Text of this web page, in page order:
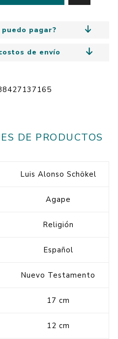
puedo pagar?
de envío
DE PRODUCTOS
Luis Alonso Schökel
Agape
Religión
Español
Nuevo Testamento
17 cm
12 cm